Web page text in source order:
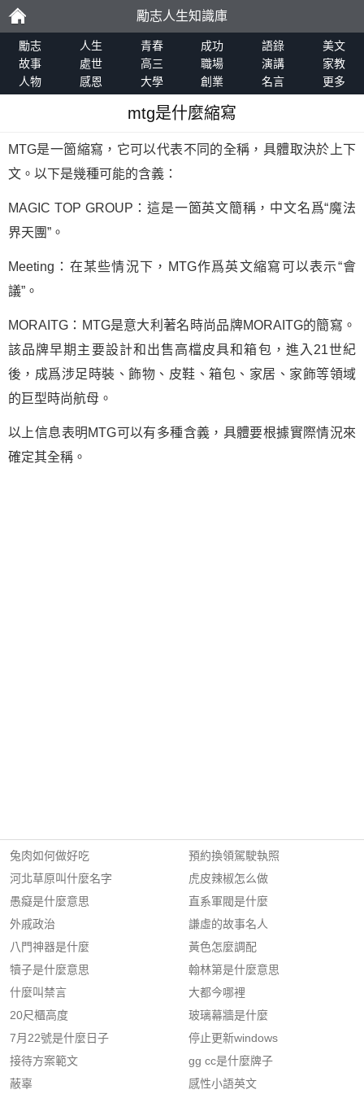
勵
志
勵志人生知識庫
勵志 人生 青春 成功 語錄
美文
故事
處世 高三 職場 演講
家教
人物
感恩 大學 創業 名言 更多
mtg是什麼縮寫
MTG是一箇縮寫，它可以代表不同的全稱，具體取決於上下
文。以下是幾種可能的含義：
MAGIC TOP GROUP：這是一箇英文簡稱，中文名爲“魔法
界天團”。
Meeting：在某些情況下，MTG作爲英文縮寫可以表示“會
議”。
MORAITG：MTG是意大利著名時尚品牌MORAITG的簡寫。
該品牌早期主要設計和出售高檔皮具和箱包，進入21世紀
後，成爲涉足時裝、飾物、皮鞋、箱包、家居、家飾等領域
的巨型時尚航母。
以上信息表明MTG可以有多種含義，具體要根據實際情況來
確定其全稱。
兔肉如何做好吃
河北草原叫什麼名字
愚癡是什麼意思
外戚政治
八門神器是什麼
犢子是什麼意思
什麼叫禁言
20尺櫃高度
7月22號是什麼日子
接待方案範文
蔽辜
預約換領駕駛執照
虎皮辣椒怎么做
直系軍閥是什麼
謙虛的故事名人
黃色怎麼調配
翰林第是什麼意思
大都今哪裡
玻璃幕牆是什麼
停止更新windows
gg cc是什麼牌子
感性小語英文